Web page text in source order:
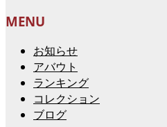
MENU
お知らせ
アバウト
ランキング
コレクション
ブログ